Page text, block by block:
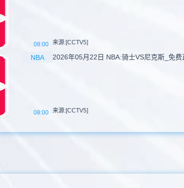
08:00 来源:[CCTV5]
NBA
08:00
2026年05月22日 NBA:骑士VS尼克斯_免费
来源:[CCTV5]